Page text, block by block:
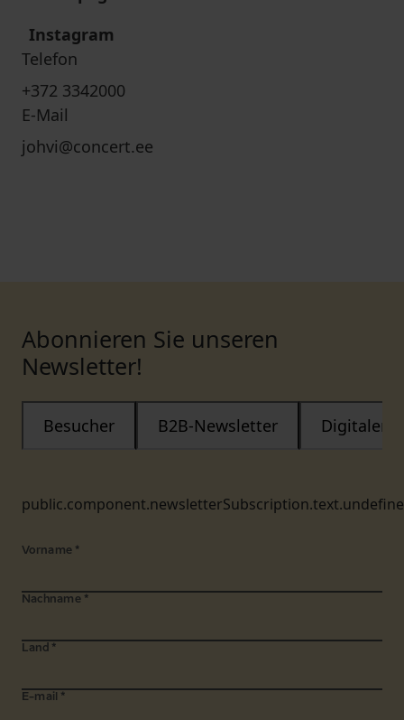
Instagram
Telefon
+372 3342000
E-Mail
johvi@concert.ee
Abonnieren Sie unseren
Newsletter!
Besucher B2B-Newsletter Digitaler
Vorname *
Nachname *
Land *
E-mail *